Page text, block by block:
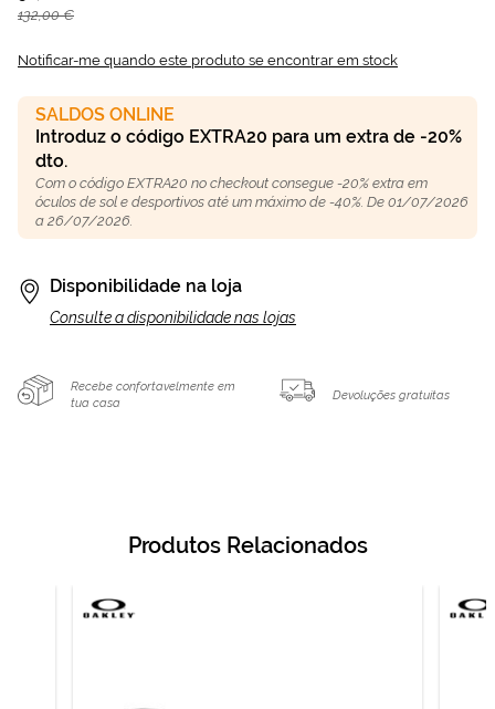
132,00 €
Notificar-me quando este produto se encontrar em stock
SALDOS ONLINE
Introduz o código EXTRA20 para um extra de -20%
dto.
Com o código EXTRA20 no checkout consegue -20% extra em
óculos de sol e desportivos até um máximo de -40%. De 01/07/2026
a 26/07/2026.
Disponibilidade na loja
Consulte a disponibilidade nas lojas
Recebe confortavelmente em
tua casa
Devoluções gratuitas
Produtos Relacionados